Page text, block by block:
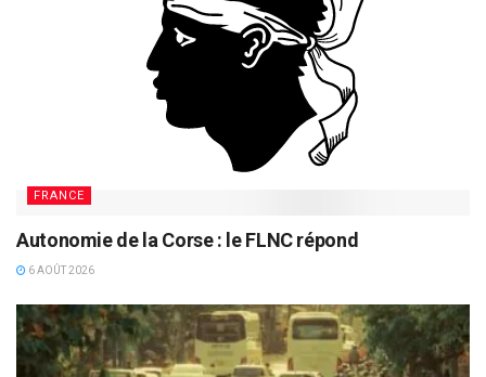
FRANCE
Autonomie de la Corse : le FLNC répond
6 AOÛT 2026